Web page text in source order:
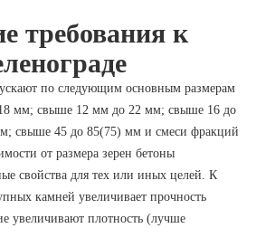
требования к
по следующим основным размерам
мм; свыше 12 мм до 22 мм; свыше 16 до
свыше 45 до 85(75) мм и смеси фракций
от размера зерен бетоны
свойства для тех или иных целей. К
камней увеличивает прочность
увеличивают плотность (лучше